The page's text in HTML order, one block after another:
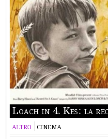
Loach in 4. Kes: la
ALTRO CINEMA